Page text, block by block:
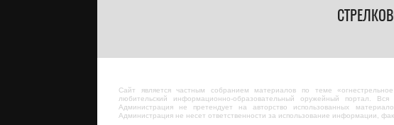
Сайт является частным собранием материалов по теме
любительский информационно-образовательный оружейный портал.
Администрация не претендует на авторство использованных
Администрация не несет ответственности за использование информации,